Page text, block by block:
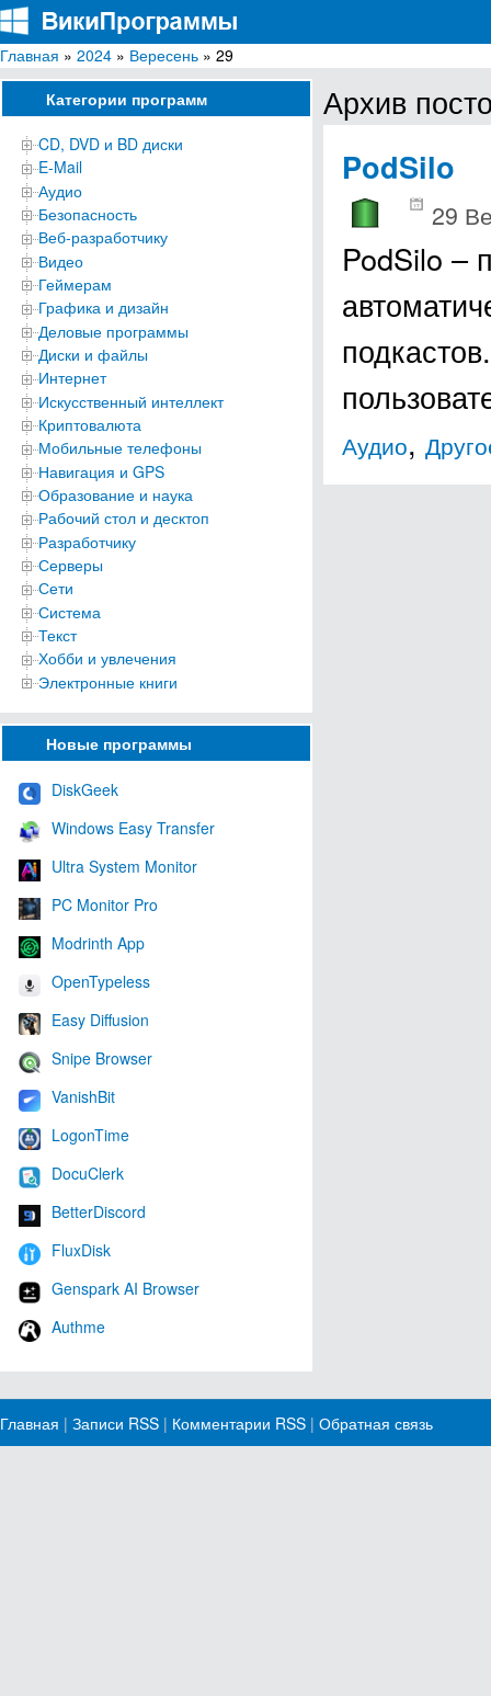
ВикиПрограммы
Энциклопедия бесплатных компьютерных программ для Windows
Главная » 2024 » Вересень » 29
Категории программ
CD, DVD и BD диски
E-Mail
Аудио
Безопасность
Веб-разработчику
Видео
Геймерам
Графика и дизайн
Деловые программы
Диски и файлы
Интернет
Искусственный интеллект
Криптовалюта
Мобильные телефоны
Навигация и GPS
Образование и наука
Рабочий стол и десктоп
Разработчику
Серверы
Сети
Система
Текст
Хобби и увлечения
Электронные книги
Новые программы
DiskGeek
Windows Easy Transfer
Ultra System Monitor
PC Monitor Pro
Modrinth App
OpenTypeless
Easy Diffusion
Snipe Browser
VanishBit
LogonTime
DocuClerk
BetterDiscord
FluxDisk
Genspark AI Browser
Authme
Архив
PodSilo
29
PodSilo –
Аудио,
Главная | Записи RSS | Комментарии RSS | Обратная связь